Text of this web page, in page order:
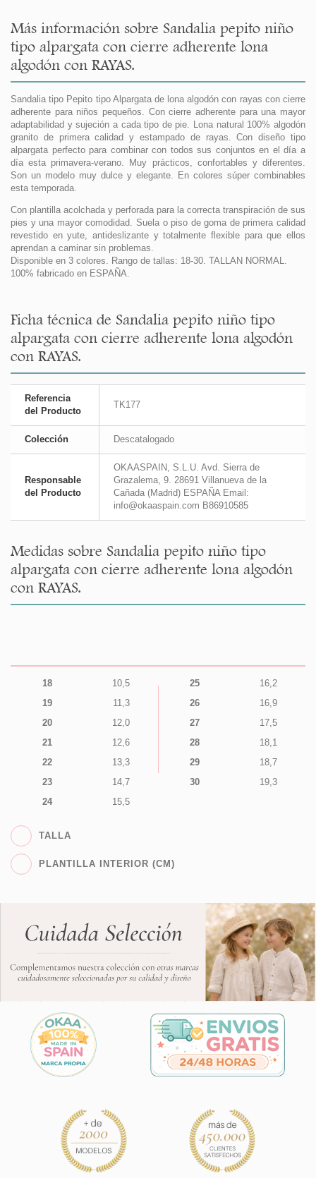
Más información sobre Sandalia pepito niño
tipo alpargata con cierre adherente lona
algodón con RAYAS.
Sandalia tipo Pepito tipo Alpargata de lona algodón con rayas con cierre
adherente para niños pequeños. Con cierre adherente para una mayor
adaptabilidad y sujeción a cada tipo de pie. Lona natural 100% algodón
granito de primera calidad y estampado de rayas. Con diseño tipo
alpargata perfecto para combinar con todos sus conjuntos en el día a
día esta primavera-verano. Muy prácticos, confortables y diferentes.
Son un modelo muy dulce y elegante. En colores súper combinables
esta temporada.
Con plantilla acolchada y perforada para la correcta transpiración de sus
pies y una mayor comodidad. Suela o piso de goma de primera calidad
revestido en yute, antideslizante y totalmente flexible para que ellos
aprendan a caminar sin problemas.
Disponible en 3 colores. Rango de tallas: 18-30. TALLAN NORMAL.
100% fabricado en ESPAÑA.
Ficha técnica de Sandalia pepito niño tipo
alpargata con cierre adherente lona algodón
con RAYAS.
Referencia
del Producto
TK177
Colección Descatalogado
Responsable
del Producto
OKAASPAIN, S.L.U. Avd. Sierra de
Grazalema, 9. 28691 Villanueva de la
Cañada (Madrid) ESPAÑA Email:
info@okaaspain.com B86910585
Medidas sobre Sandalia pepito niño tipo
alpargata con cierre adherente lona algodón
con RAYAS.
18
10,5
19
11,3
20
12,0
21
12,6
22
13,3
23
14,7
24
15,5
25
16,2
26
16,9
27
17,5
28
18,1
29
18,7
30
19,3
TALLA
PLANTILLA INTERIOR (CM)